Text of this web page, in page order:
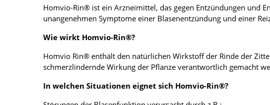
Homvio-Rin® ist ein Arzneimittel, das gegen Entzündungen und
unangenehmen Symptome einer Blasenentzündung und einer
Wie wirkt Homvio-Rin®?
Homvio Rin® enthält den natürlichen Wirkstoff der Rinde der
schmerzlindernde Wirkung der Pflanze verantwortlich gemacht
In welchen Situationen eignet sich Homvio-Rin®?